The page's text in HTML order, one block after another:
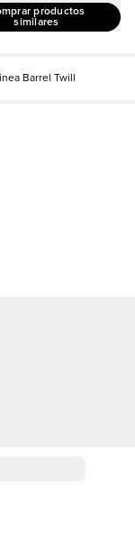
productos
similares
Barrel Twill